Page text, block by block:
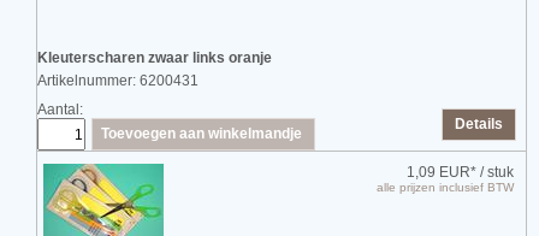
Kleuterscharen zwaar links oranje
Artikelnummer: 6200431
Details
Aantal:
Toevoegen aan winkelmandje
1,09 EUR* / stuk
alle prijzen inclusief BTW